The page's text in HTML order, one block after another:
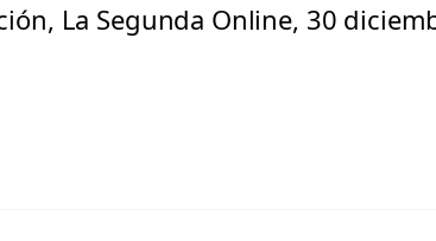
La Segunda Online, 30